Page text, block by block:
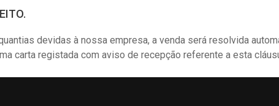
devidas à nossa empresa, a venda será resolvida
carta registada com aviso de recepção referente a esta